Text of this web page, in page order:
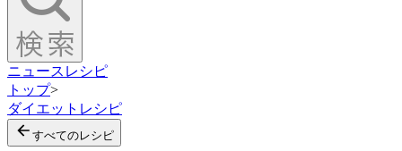
ニュース レシピ
トップ>
ダイエットレシピ
すべてのレシピ